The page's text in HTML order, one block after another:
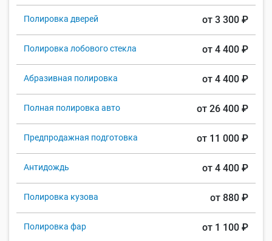
Полировка дверей от 3 300 ₽
Полировка лобового стекла от 4 400 ₽
Абразивная полировка от 4 400 ₽
Полная полировка авто от 26 400 ₽
Предпродажная подготовка от 11 000 ₽
Антидождь от 4 400 ₽
Полировка кузова от 880 ₽
Полировка фар от 1 100 ₽